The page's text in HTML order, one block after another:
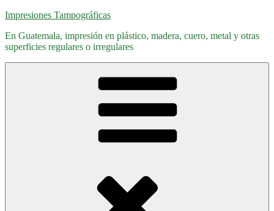
Saltar
contenido
Impresiones Tampográficas
En Guatemala, impresión en plástico, madera, cuero, metal y otras
superficies regulares o irregulares